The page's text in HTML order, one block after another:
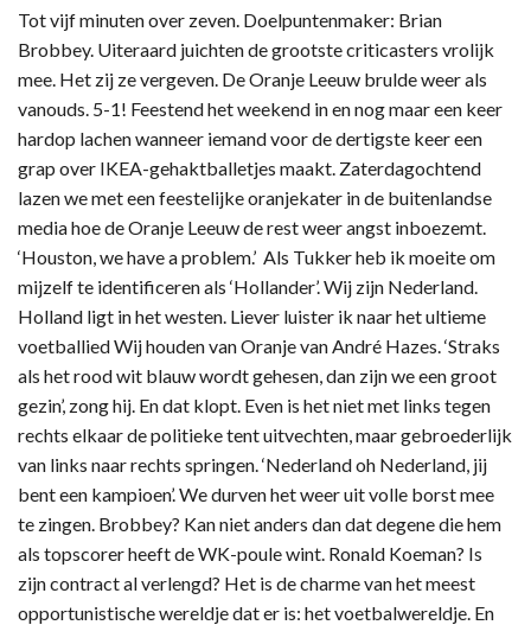
Tot vijf minuten over zeven. Doelpuntenmaker: Brian
Brobbey. Uiteraard juichten de grootste criticasters vrolijk
mee. Het zij ze vergeven. De Oranje Leeuw brulde weer als
vanouds. 5-1! Feestend het weekend in en nog maar een keer
hardop lachen wanneer iemand voor de dertigste keer een
grap over IKEA-gehaktballetjes maakt. Zaterdagochtend
lazen we met een feestelijke oranjekater in de buitenlandse
media hoe de Oranje Leeuw de rest weer angst inboezemt.
‘Houston, we have a problem.’ Als Tukker heb ik moeite om
mijzelf te identificeren als ‘Hollander’. Wij zijn Nederland.
Holland ligt in het westen. Liever luister ik naar het ultieme
voetballied Wij houden van Oranje van André Hazes. ‘Straks
als het rood wit blauw wordt gehesen, dan zijn we een groot
gezin’, zong hij. En dat klopt. Even is het niet met links tegen
rechts elkaar de politieke tent uitvechten, maar gebroederlijk
van links naar rechts springen. ‘Nederland oh Nederland, jij
bent een kampioen’. We durven het weer uit volle borst mee
te zingen. Brobbey? Kan niet anders dan dat degene die hem
als topscorer heeft de WK-poule wint. Ronald Koeman? Is
zijn contract al verlengd? Het is de charme van het meest
opportunistische wereldje dat er is: het voetbalwereldje. En